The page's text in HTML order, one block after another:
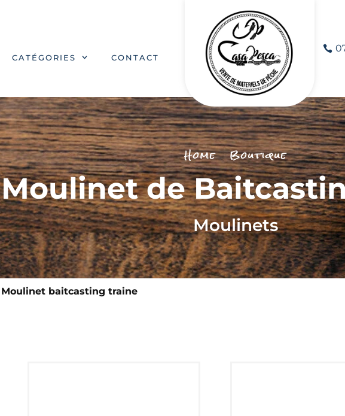
CATÉGORIES CONTACT
Home Boutique
Moulinet de
Moulinets
Moulinet baitcasting traine